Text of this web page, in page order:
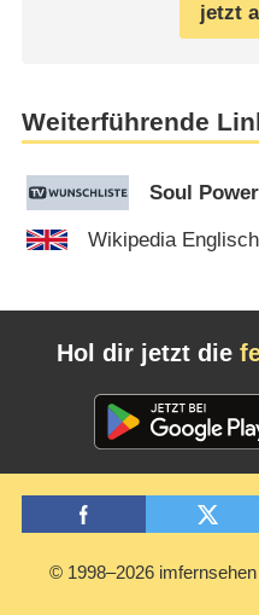
jetzt
Weiterführende
Soul Power
Wikipedia Englisch
Hol dir jetzt die
© 1998–2026